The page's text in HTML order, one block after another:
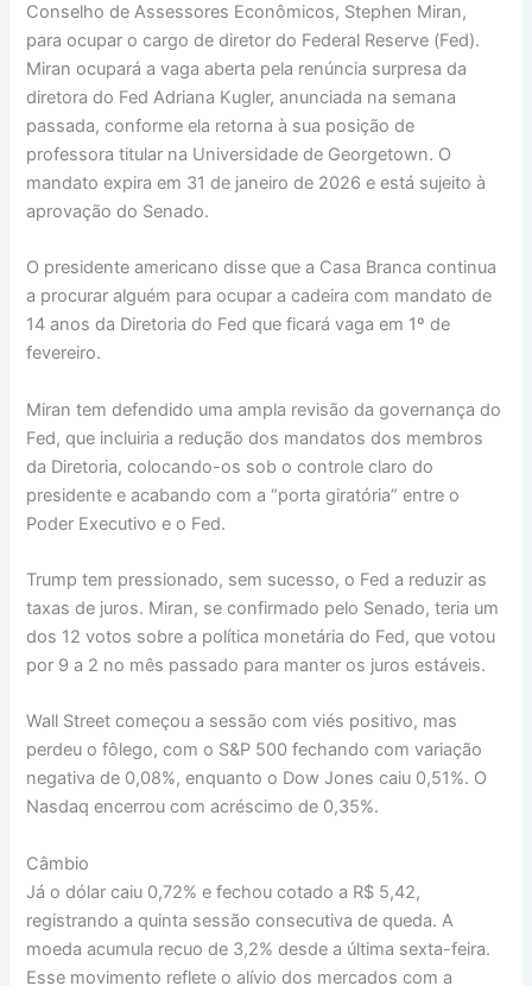
Conselho de Assessores Econômicos, Stephen Miran,
para ocupar o cargo de diretor do Federal Reserve (Fed).
Miran ocupará a vaga aberta pela renúncia surpresa da
diretora do Fed Adriana Kugler, anunciada na semana
passada, conforme ela retorna à sua posição de
professora titular na Universidade de Georgetown. O
mandato expira em 31 de janeiro de 2026 e está sujeito à
aprovação do Senado.
O presidente americano disse que a Casa Branca continua
a procurar alguém para ocupar a cadeira com mandato de
14 anos da Diretoria do Fed que ficará vaga em 1º de
fevereiro.
Miran tem defendido uma ampla revisão da governança do
Fed, que incluiria a redução dos mandatos dos membros
da Diretoria, colocando-os sob o controle claro do
presidente e acabando com a “porta giratória” entre o
Poder Executivo e o Fed.
Trump tem pressionado, sem sucesso, o Fed a reduzir as
taxas de juros. Miran, se confirmado pelo Senado, teria um
dos 12 votos sobre a política monetária do Fed, que votou
por 9 a 2 no mês passado para manter os juros estáveis.
Wall Street começou a sessão com viés positivo, mas
perdeu o fôlego, com o S&P 500 fechando com variação
negativa de 0,08%, enquanto o Dow Jones caiu 0,51%. O
Nasdaq encerrou com acréscimo de 0,35%.
Câmbio
Já o dólar caiu 0,72% e fechou cotado a R$ 5,42,
registrando a quinta sessão consecutiva de queda. A
moeda acumula recuo de 3,2% desde a última sexta-feira.
Esse movimento reflete o alívio dos mercados com a